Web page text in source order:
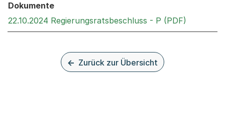
Dokumente
22.10.2024 Regierungsratsbeschluss - P (PDF)
Zurück zur Übersicht